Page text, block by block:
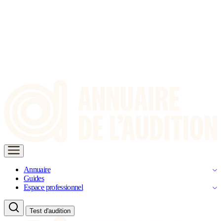
Annuaire
Guides
Espace professionnel
Test d'audition